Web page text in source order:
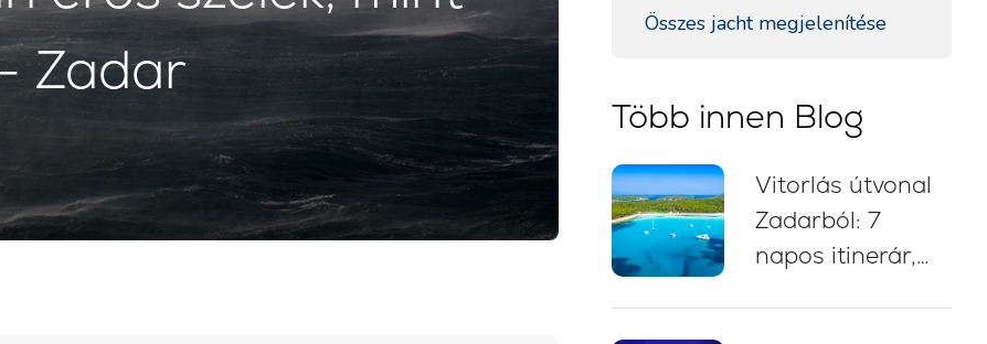
Zadar
Összes jacht megjelenítése
Több innen Blog
Vitorlás útvonal
Zadarból: 7
napos itinerár,